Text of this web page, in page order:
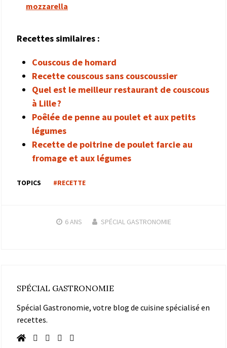
mozzarella
Recettes similaires :
Couscous de homard
Recette couscous sans couscoussier
Quel est le meilleur restaurant de couscous
à Lille ?
Poêlée de penne au poulet et aux petits
légumes
Recette de poitrine de poulet farcie au
fromage et aux légumes
TOPICS #RECETTE
6 ANS SPÉCIAL GASTRONOMIE
SPÉCIAL GASTRONOMIE
Spécial Gastronomie, votre blog de cuisine spécialisé en
recettes.